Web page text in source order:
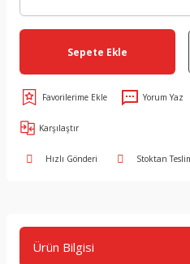
Sepete Ekle
Yorum Yaz
Karşılaştır
Hızlı Gönderi Stoktan
Ürün Bilgisi